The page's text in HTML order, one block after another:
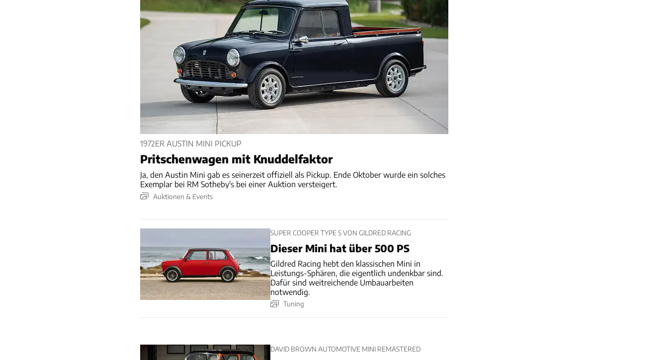
1972ER AUSTIN MINI PICKUP
Pritschenwagen mit Knuddelfaktor
Ja, den Austin Mini gab es seinerzeit offiziell als Pickup. Ende Oktober wurde ein solches
Exemplar bei RM Sotheby's bei einer Auktion versteigert.
Auktionen & Events
SUPER COOPER TYPE S VON GILDRED RACING
Dieser Mini hat über 500 PS
Gildred Racing hebt den klassischen Mini in
Leistungs-Sphären, die eigentlich undenkbar sind.
Dafür sind weitreichende Umbauarbeiten
notwendig.
Tuning
DAVID BROWN AUTOMOTIVE MINI REMASTERED